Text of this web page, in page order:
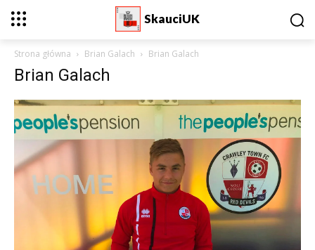
SkauciUK
Strona główna Brian Galach Brian Galach
Brian Galach